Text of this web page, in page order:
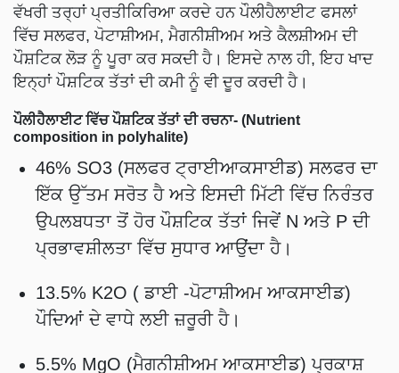
ਵੱਖਰੀ ਤਰ੍ਹਾਂ ਪ੍ਰਤੀਕਿਰਿਆ ਕਰਦੇ ਹਨ ਪੌਲੀਹੈਲਾਈਟ ਫਸਲਾਂ
ਵਿੱਚ ਸਲਫਰ, ਪੋਟਾਸ਼ੀਅਮ, ਮੈਗਨੀਸ਼ੀਅਮ ਅਤੇ ਕੈਲਸ਼ੀਅਮ ਦੀ
ਪੌਸ਼ਟਿਕ ਲੋੜ ਨੂੰ ਪੂਰਾ ਕਰ ਸਕਦੀ ਹੈ। ਇਸਦੇ ਨਾਲ ਹੀ, ਇਹ ਖਾਦ
ਇਨ੍ਹਾਂ ਪੌਸ਼ਟਿਕ ਤੱਤਾਂ ਦੀ ਕਮੀ ਨੂੰ ਵੀ ਦੂਰ ਕਰਦੀ ਹੈ।
ਪੌਲੀਹੈਲਾਈਟ ਵਿੱਚ ਪੌਸ਼ਟਿਕ ਤੱਤਾਂ ਦੀ ਰਚਨਾ- (Nutrient
composition in polyhalite)
46% SO3 (ਸਲਫਰ ਟ੍ਰਾਈਆਕਸਾਈਡ) ਸਲਫਰ ਦਾ
ਇੱਕ ਉੱਤਮ ਸਰੋਤ ਹੈ ਅਤੇ ਇਸਦੀ ਮਿੱਟੀ ਵਿੱਚ ਨਿਰੰਤਰ
ਉਪਲਬਧਤਾ ਤੋਂ ਹੋਰ ਪੌਸ਼ਟਿਕ ਤੱਤਾਂ ਜਿਵੇਂ N ਅਤੇ P ਦੀ
ਪ੍ਰਭਾਵਸ਼ੀਲਤਾ ਵਿੱਚ ਸੁਧਾਰ ਆਉਂਦਾ ਹੈ।
13.5% K2O ( ਡਾਈ -ਪੋਟਾਸ਼ੀਅਮ ਆਕਸਾਈਡ)
ਪੌਦਿਆਂ ਦੇ ਵਾਧੇ ਲਈ ਜ਼ਰੂਰੀ ਹੈ।
5.5% MgO (ਮੈਗਨੀਸ਼ੀਅਮ ਆਕਸਾਈਡ) ਪ੍ਰਕਾਸ਼